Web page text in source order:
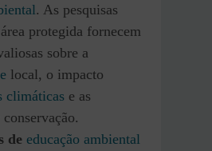
. As pesquisas
protegida fornecem
sobre a
local, o impacto
climáticas e as
de educação ambiental